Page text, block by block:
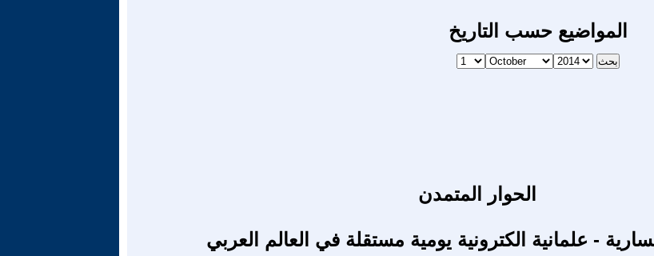
المواضيع حسب التاريخ
الحوار المتمدن
- علمانية الكترونية يومية مستقلة في العالم العربي